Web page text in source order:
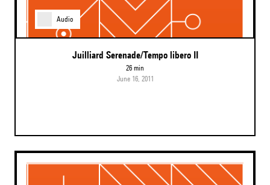
Audio
Juilliard Serenade/Tempo libero II
26 min
June 16, 2011